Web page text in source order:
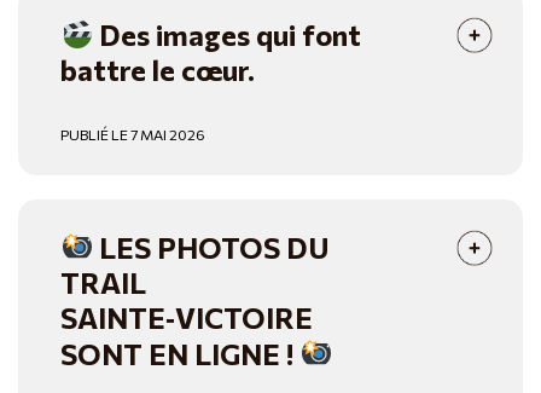
Des images qui font
battre le cœur.
PUBLIÉ LE 7 MAI 2026
LES PHOTOS DU
TRAIL
SAINTE‑VICTOIRE
SONT EN LIGNE !